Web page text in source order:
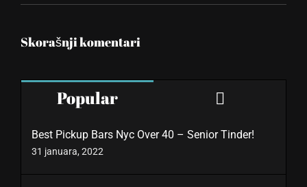
Skorašnji komentari
Popular Comments
Best Pickup Bars Nyc Over 40 – Senior Tinder!
31 januara, 2022